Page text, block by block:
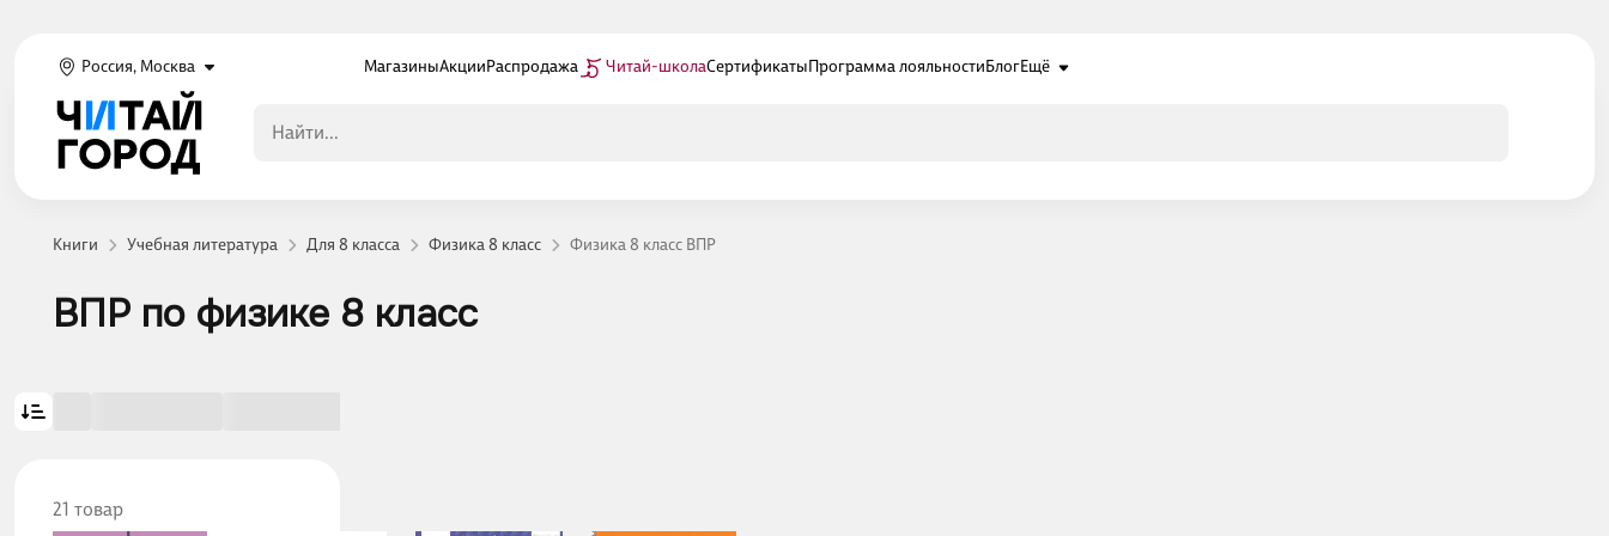
Россия, Москва МагазиныАкцииРаспродажа Читай-школаСертификатыПрограмма лояльностиБлогЕщё
Книги Учебная литература Для 8 класса Физика 8 класс Физика 8 класс ВПР
ВПР по физике 8 класс
21 товар